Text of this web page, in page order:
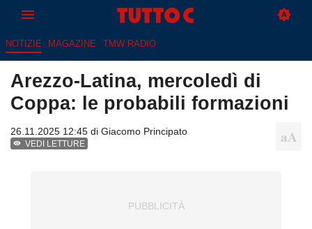
NOTIZIE MAGAZINE TMW RADIO
Arezzo-Latina, mercoledì di
Coppa: le probabili formazioni
26.11.2025 12:45 di Giacomo Principato
VEDI LETTURE